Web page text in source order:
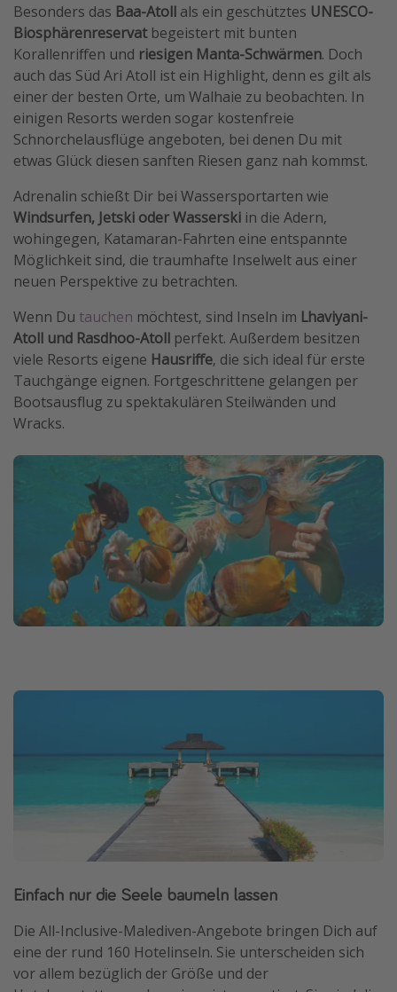
Besonders das Baa-Atoll als ein geschütztes UNESCO-
Biosphärenreservatbegeistert mit bunten
Korallenriffen und riesigen Manta-Schwärmen. Doch
auch das Süd Ari Atoll ist ein Highlight, denn es gilt als
einer der besten Orte, um Walhaie zu beobachten. In
einigen Resorts werden sogar kostenfreie
Schnorchelausflüge angeboten, bei denen Du mit
etwas Glück diesen sanften Riesen ganz nah kommst.
Adrenalin schießt Dir bei Wassersportarten wie
Windsurfen, Jetski oder Wasserski in die Adern,
wohingegen, Katamaran-Fahrten eine entspannte
Möglichkeit sind, die traumhafte Inselwelt aus einer
neuen Perspektive zu betrachten.
Wenn Du tauchen möchtest, sind Inseln im Lhaviyani-
Atoll und Rasdhoo-Atoll perfekt. Außerdem besitzen
viele Resorts eigene Hausriffe, die sich ideal für erste
Tauchgänge eignen. Fortgeschrittene gelangen per
Bootsausflug zu spektakulären Steilwänden und
Wracks.
Einfach nur die Seele baumeln lassen
Die All-Inclusive-Malediven-Angebote bringen Dich auf
eine der rund 160 Hotelinseln. Sie unterscheiden sich
vor allem bezüglich der Größe und der